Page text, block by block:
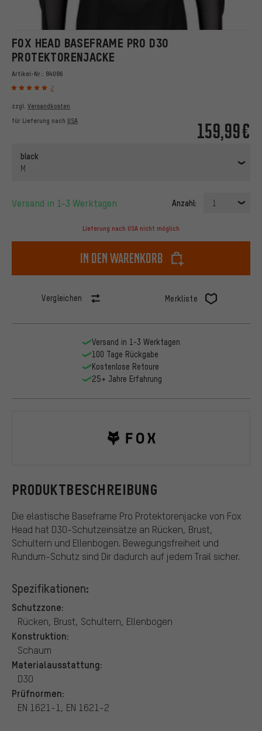
FOX HEAD BASEFRAME PRO D3O
PROTEKTORENJACKE
Artikel-Nr.: 84086
2
159,99€
zzgl. Versandkosten
für Lieferung nach USA
black
M
Versand in 1-3 Werktagen Anzahl: 1
Lieferung nach USA nicht möglich
In den Warenkorb
Vergleichen Merkliste
PRODUKTBESCHREIBUNG
Die elastische Baseframe Pro Protektorenjacke von Fox
Head hat D3O-Schutzeinsätze an Rücken, Brust,
Schultern und Ellenbogen. Bewegungsfreiheit und
Rundum-Schutz sind Dir dadurch auf jedem Trail sicher.
Spezifikationen:
Schutzzone:
Rücken, Brust, Schultern, Ellenbogen
Konstruktion:
Schaum
Materialausstattung:
D3O
Prüfnormen:
EN 1621-1, EN 1621-2
Versand in 1-3 Werktagen
100 Tage Rückgabe
Kostenlose Retoure
25+ Jahre Erfahrung